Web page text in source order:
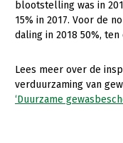
Schapenhouderij
Vleesveehouderij
Paddenstoelen
Over LTO
LTO Nederland
Mensen
Bestuur en
Jaarverslag 2023
blootstelling was in
15% in 2017. Voor de
daling in 2018 50%,
Lees meer over de
verduurzaming van
‘Duurzame